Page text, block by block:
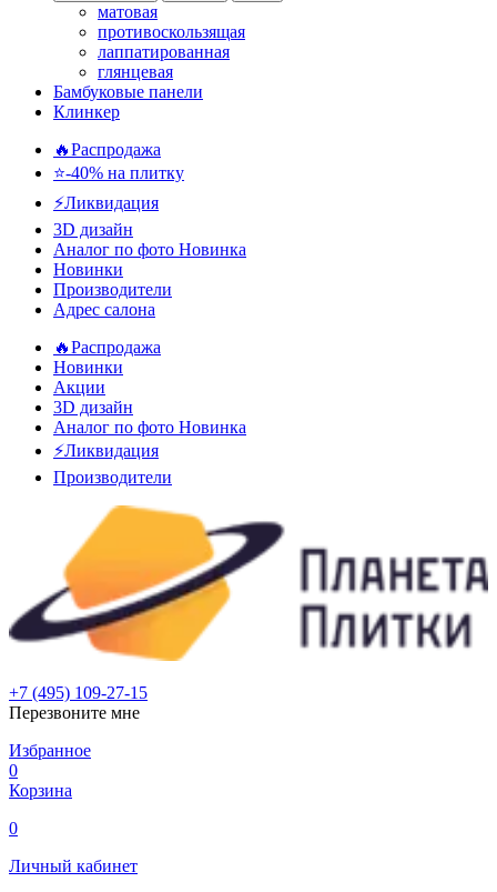
матовая
противоскользящая
лаппатированная
глянцевая
Бамбуковые панели
Клинкер
🔥Распродажа
⭐-40% на плитку
⚡️Ликвидация
3D дизайн
Аналог по фото Новинка
Новинки
Производители
Адрес салона
🔥Распродажа
Новинки
Акции
3D дизайн
Аналог по фото Новинка
⚡Ликвидация
Производители
+7 (495) 109-27-15
Перезвоните мне
Избранное
0
Корзина
0
Личный кабинет